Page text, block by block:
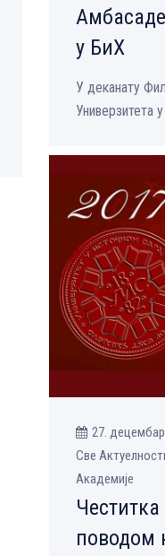
у БиХ
У деканату
Универзитета
27.
Све
Академије
Честитка
поводом